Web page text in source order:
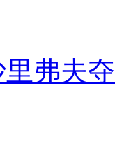
弗夫